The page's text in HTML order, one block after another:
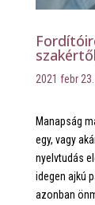
2021 febr 23.
Manapság
egy, vagy
nyelvtudás
idegen ajkú
azonban